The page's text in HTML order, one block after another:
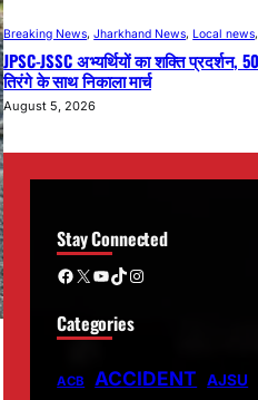
Breaking News, Jharkhand News, Local news
JPSC-JSSC अभ्यर्थियों का शक्ति प्रदर्शन,
तिरंगे के साथ निकाला मार्च
August 5, 2026
Stay Connected
Facebook X YouTube TikTok Instagram
Categories
ACB ACCIDENT AJSU